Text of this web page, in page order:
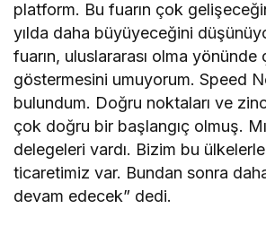
platform. Bu fuarın çok
yılda daha büyüyeceğini
fuarın, uluslararası olma yönünde
göstermesini umuyorum. Speed
bulundum. Doğru noktaları ve
çok doğru bir başlangıç olmuş.
delegeleri vardı. Bizim bu
ticaretimiz var. Bundan sonra
devam edecek” dedi.